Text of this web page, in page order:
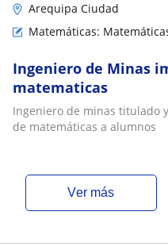
Arequipa Ciudad
Matemáticas:
Ingeniero de Minas
matematicas
Ingeniero de minas titulado
de matemáticas a alumnos
ver más